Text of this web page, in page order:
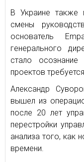
В Украине также
смены
основатель
генерального
стало
проектов
Александр
вышел из
после 20 лет
перестройки
анализа того, как
времени.